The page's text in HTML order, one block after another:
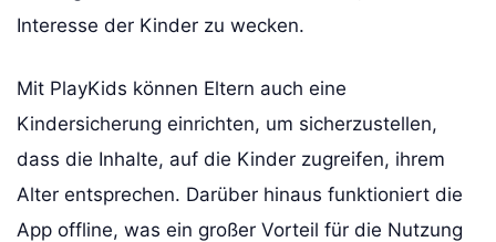
Interesse der Kinder zu wecken.
Mit PlayKids können Eltern auch eine
Kindersicherung einrichten, um sicherzustellen,
dass die Inhalte, auf die Kinder zugreifen, ihrem
Alter entsprechen. Darüber hinaus funktioniert die
App offline, was ein großer Vorteil für die Nutzung